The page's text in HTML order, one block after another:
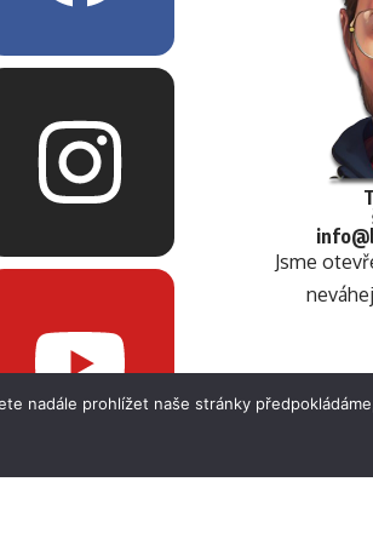
Jsme
nadále prohlížet naše stránky